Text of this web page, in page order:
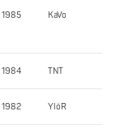
1985 KaVo
1984 TNT
1982 YlöR